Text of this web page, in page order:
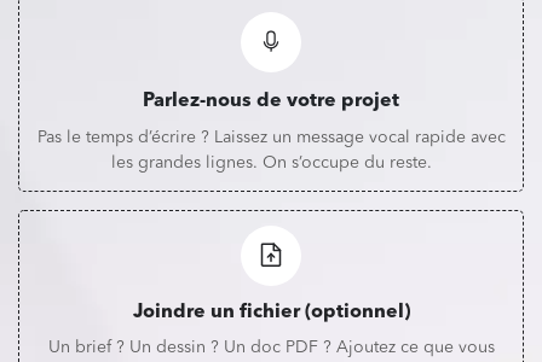
Parlez-nous de votre projet
Pas le temps d’écrire ? Laissez un message vocal rapide avec
les grandes lignes. On s’occupe du reste.
Joindre un fichier (optionnel)
Un brief ? Un dessin ? Un doc PDF ? Ajoutez ce que vous